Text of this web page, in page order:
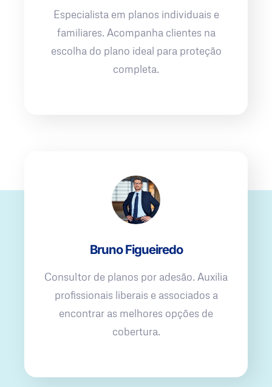
Especialista em planos individuais e
familiares. Acompanha clientes na
escolha do plano ideal para proteção
completa.
Bruno Figueiredo
Consultor de planos por adesão. Auxilia
profissionais liberais e associados a
encontrar as melhores opções de
cobertura.